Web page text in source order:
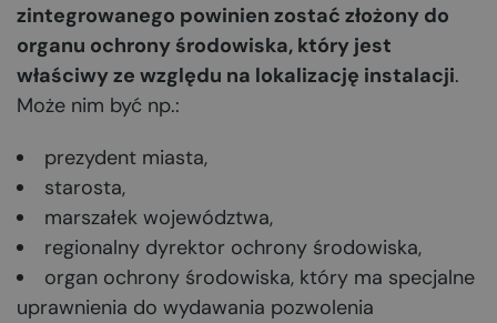
zintegrowanego powinien zostać złożony do
organu ochrony środowiska, który jest
właściwy ze względu na lokalizację instalacji.
Może nim być np.:
prezydent miasta,
starosta,
marszałek województwa,
regionalny dyrektor ochrony środowiska,
organ ochrony środowiska, który ma specjalne
uprawnienia do wydawania pozwolenia